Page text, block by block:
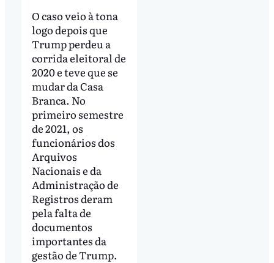
O caso veio à tona
logo depois que
Trump perdeu a
corrida eleitoral de
2020 e teve que se
mudar da Casa
Branca. No
primeiro semestre
de 2021, os
funcionários dos
Arquivos
Nacionais e da
Administração de
Registros deram
pela falta de
documentos
importantes da
gestão de Trump.